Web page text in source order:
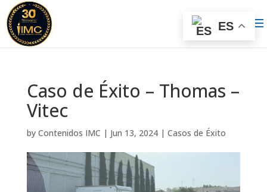
Caso de Éxito – Thomas –
Vitec
by Contenidos IMC | Jun 13, 2024| Casos de Éxito
ES